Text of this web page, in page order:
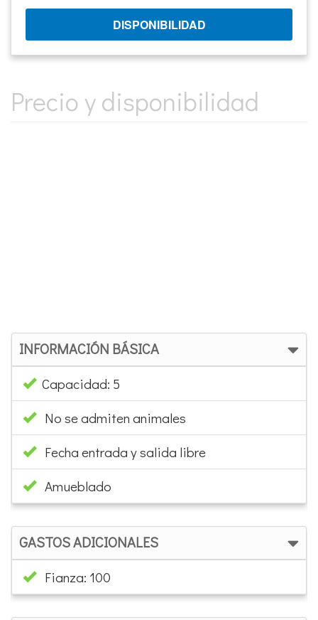
Precio y disponibilidad
INFORMACIÓN BÁSICA
Capacidad: 5
No se admiten animales
Fecha entrada y salida libre
Amueblado
GASTOS ADICIONALES
Fianza: 100